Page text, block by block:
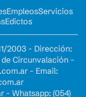
EmpleosServicios
Edictos
2003 - Dirección:
de Circunvalación -
- Email:
- Whatsapp: (054)